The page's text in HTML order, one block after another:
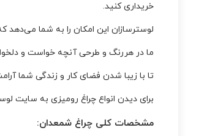
خریداری کنید.
لوسترسازان این امکان را به شما می‌دهد
ما در هررنگ و طرحی آنچه خواست و
تا با زیبا شدن فضای کار و زندگی شما
برای دیدن انواع چراغ رومیزی به سایت
مشخصات کلی چراغ شمعدان: